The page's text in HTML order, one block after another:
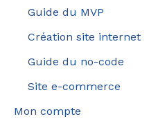
Guide du MVP
Création site internet
Guide du no-code
Site e-commerce
Mon compte